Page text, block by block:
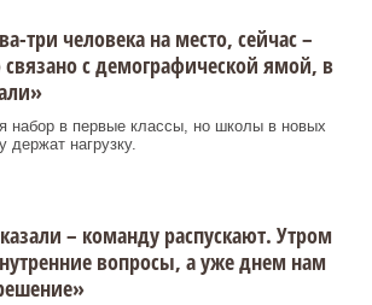
три человека на место, сейчас –
связано с демографической ямой, в
набор в первые классы, но школы в новых
держат нагрузку.
– команду распускают. Утром
вопросы, а уже днем нам